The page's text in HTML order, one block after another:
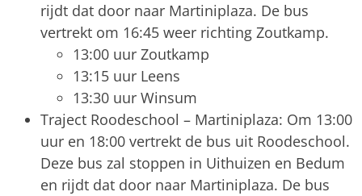
rijdt dat door naar Martiniplaza. De bus
vertrekt om 16:45 weer richting Zoutkamp.
13:00 uur Zoutkamp
13:15 uur Leens
13:30 uur Winsum
Traject Roodeschool – Martiniplaza: Om 13:00
uur en 18:00 vertrekt de bus uit Roodeschool.
Deze bus zal stoppen in Uithuizen en Bedum
en rijdt dat door naar Martiniplaza. De bus